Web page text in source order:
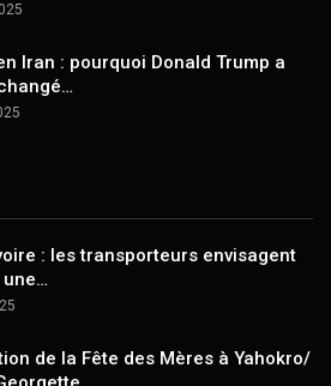
Iran : pourquoi Donald Trump a
: les transporteurs envisagent
de la Fête des Mères à Yahokro/